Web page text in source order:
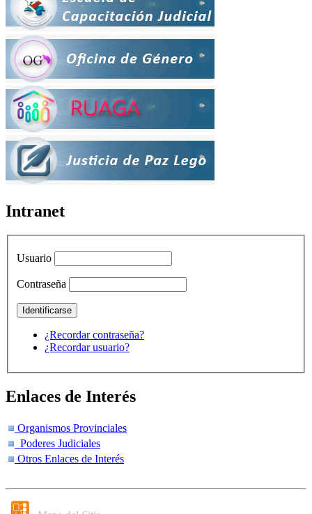
Intranet
Usuario
Contraseña
¿Recordar contraseña?
¿Recordar usuario?
Enlaces de Interés
Organismos Provinciales
Poderes Judiciales
Otros Enlaces de Interés